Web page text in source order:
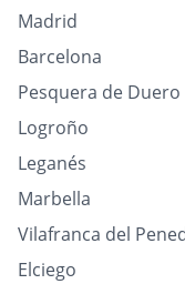
Madrid
Barcelona
Pesquera de Duero
Logroño
Leganés
Marbella
Vilafranca del
Elciego